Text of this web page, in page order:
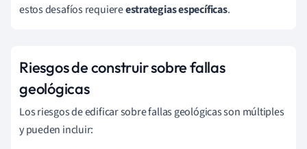
estos desafíos requiereestrategias específicas.
Riesgos de construir sobre fallas
geológicas
Los riesgos de edificar sobre fallas geológicas son múltiples
y pueden incluir: